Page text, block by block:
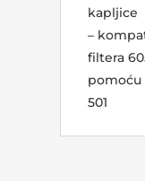
kapljice
–
filtera
501